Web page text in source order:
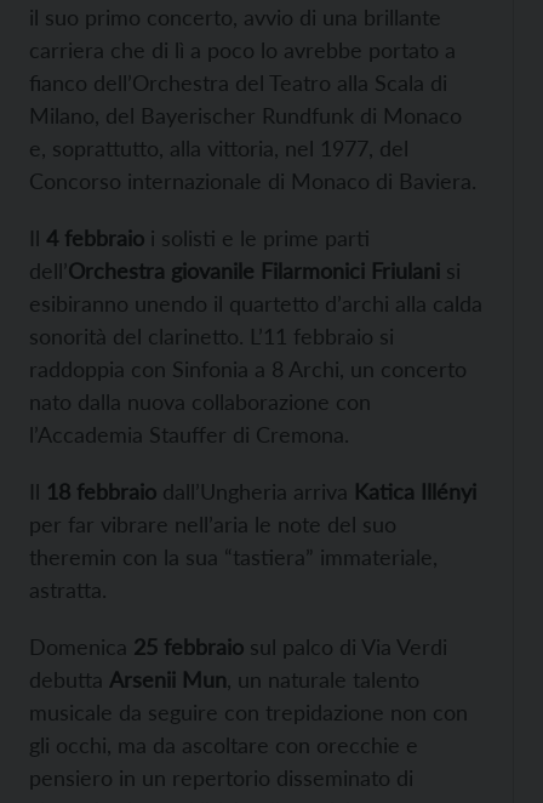
il suo primo concerto, avvio di una brillante
carriera che di lì a poco lo avrebbe portato a
fianco dell’Orchestra del Teatro alla Scala di
Milano, del Bayerischer Rundfunk di Monaco
e, soprattutto, alla vittoria, nel 1977, del
Concorso internazionale di Monaco di Baviera.
Il 4 febbraio i solisti e le prime parti
dell’Orchestra giovanile Filarmonici Friulani si
esibiranno unendo il quartetto d’archi alla calda
sonorità del clarinetto. L’11 febbraio si
raddoppia con Sinfonia a 8 Archi, un concerto
nato dalla nuova collaborazione con
l’Accademia Stauffer di Cremona.
Il 18 febbraio dall’Ungheria arriva Katica Illényi
per far vibrare nell’aria le note del suo
theremin con la sua “tastiera” immateriale,
astratta.
Domenica 25 febbraio sul palco di Via Verdi
debutta Arsenii Mun , un naturale talento
musicale da seguire con trepidazione non con
gli occhi, ma da ascoltare con orecchie e
pensiero in un repertorio disseminato di